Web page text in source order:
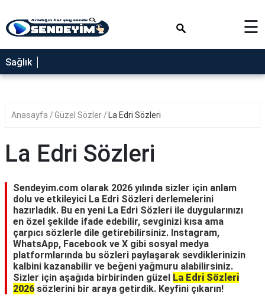
SAĞLIK
NEDİR
YEMEK
RÜYA
GEZİLECEK
YERLER
BLOG
☰
Sağlık
Anasayfa Güzel Sözler La Edri Sözleri
La Edri Sözleri
Sendeyim.com olarak 2026 yılında sizler için anlam
dolu ve etkileyici La Edri Sözleri derlemelerini
hazırladık. Bu en yeni La Edri Sözleri ile duygularınızı
en özel şekilde ifade edebilir, sevginizi kısa ama
çarpıcı sözlerle dile getirebilirsiniz. Instagram,
WhatsApp, Facebook ve X gibi sosyal medya
platformlarında bu sözleri paylaşarak sevdiklerinizin
kalbini kazanabilir ve beğeni yağmuru alabilirsiniz.
Sizler için aşağıda birbirinden güzel La Edri Sözleri
2026 sözlerini bir araya getirdik. Keyfini çıkarın!